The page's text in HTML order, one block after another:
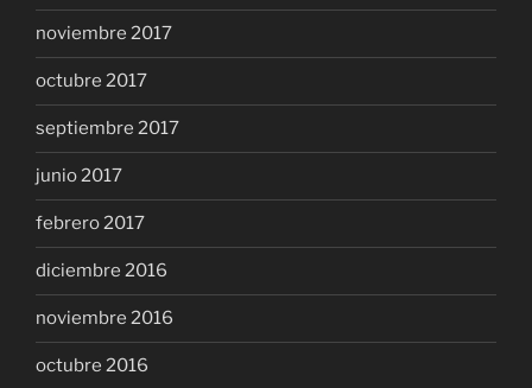
noviembre 2017
octubre 2017
septiembre 2017
junio 2017
febrero 2017
diciembre 2016
noviembre 2016
octubre 2016